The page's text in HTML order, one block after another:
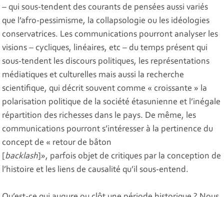
– qui sous-tendent des courants de pensées aussi variés
que l’afro-pessimisme, la collapsologie ou les idéologies
conservatrices. Les communications pourront analyser les
visions – cycliques, linéaires, etc – du temps présent qui
sous-tendent les discours politiques, les représentations
médiatiques et culturelles mais aussi la recherche
scientifique, qui décrit souvent comme « croissante » la
polarisation politique de la société étasunienne et l’inégale
répartition des richesses dans le pays. De même, les
communications pourront s’intéresser à la pertinence du
concept de « retour de bâton
[backlash]», parfois objet de critiques par la conception de
l’histoire et les liens de causalité qu’il sous-entend.